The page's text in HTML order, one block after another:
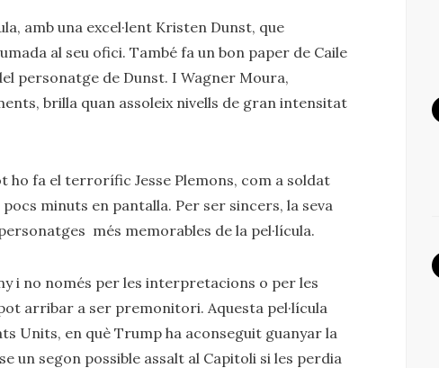
amb una excel·lent Kristen Dunst, que
al seu ofici. També fa un bon paper de Caile
personatge de Dunst. I Wagner Moura,
brilla quan assoleix nivells de gran intensitat
ho fa el terrorífic Jesse Plemons, com a soldat
minuts en pantalla. Per ser sincers, la seva
més memorables de la pel·lícula.
i no només per les interpretacions o per les
arribar a ser premonitori. Aquesta pel·lícula
Units, en què Trump ha aconseguit guanyar la
un segon possible assalt al Capitoli si les perdia